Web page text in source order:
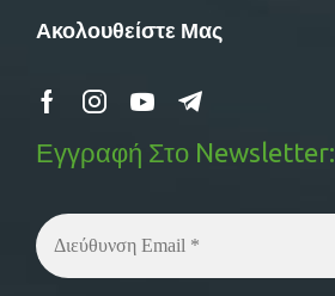
Ακολουθείστε Μας
Εγγραφή Στο Newsletter: